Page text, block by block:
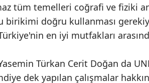
tüm temelleri coğrafi ve fiziki
birikimi doğru kullanması
en iyi mutfakları
Türkan Cerit Doğan da
dek yapılan çalışmalar